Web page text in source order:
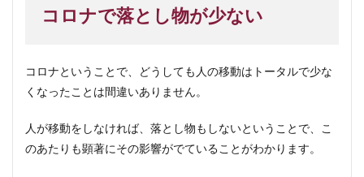
コロナで落とし物が少ない
コロナということで、どうしても人の移動はトータルで少な
くなったことは間違いありません。
人が移動をしなければ、落とし物もしないということで、こ
のあたりも顕著にその影響がでていることがわかります。